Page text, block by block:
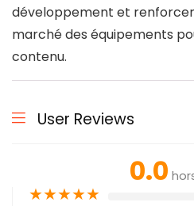
développement et
marché des équipements
contenu.
User Reviews
0.0
★★★★★